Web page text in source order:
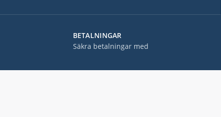
BETALNINGAR
Säkra betalningar med